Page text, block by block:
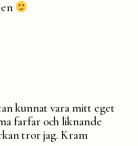
kunnat vara mitt eget
farfar och liknande
tror jag. Kram